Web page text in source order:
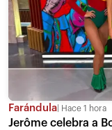
Farándula Hace 1 hora
Jerôme celebra a